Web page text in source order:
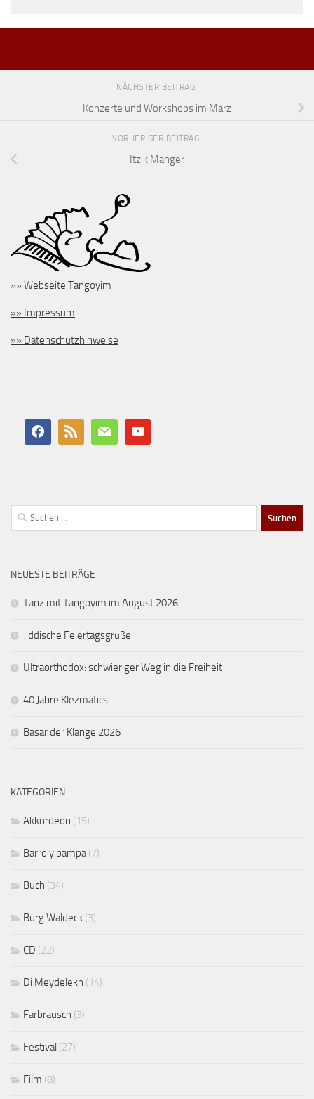
NÄCHSTER BEITRAG
Konzerte und Workshops im März
VORHERIGER BEITRAG
Itzik Manger
»» Webseite Tangoyim
»» Impressum
»» Datenschutzhinweise
Suchen
nach:
NEUESTE BEITRÄGE
Tanz mit Tangoyim im August 2026
Jiddische Feiertagsgrüße
Ultraorthodox: schwieriger Weg in die Freiheit
40 Jahre Klezmatics
Basar der Klänge 2026
KATEGORIEN
Akkordeon (15)
Barro y pampa(7)
Buch (34)
Burg Waldeck (3)
CD (22)
Di Meydelekh (14)
Farbrausch (3)
Festival (27)
Film (8)